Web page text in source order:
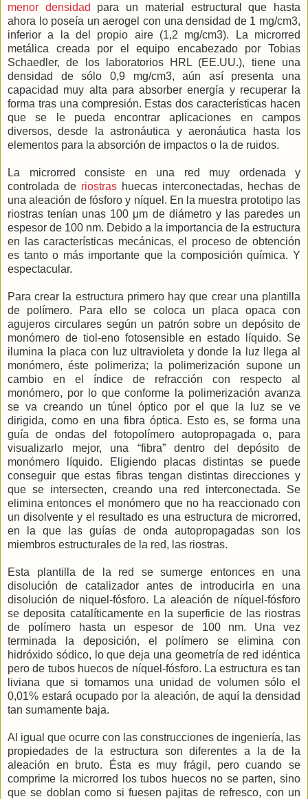
menor densidad
para un material estructural que hasta
ahora lo poseía un aerogel con una densidad de 1 mg/cm3,
inferior a la del propio aire (1,2 mg/cm3). La microrred
metálica creada por el equipo encabezado por Tobias
Schaedler, de los laboratorios HRL (EE.UU.), tiene una
densidad de sólo 0,9 mg/cm3, aún así presenta una
capacidad muy alta para absorber energía y recuperar la
forma tras una compresión. Estas dos características hacen
que se le pueda encontrar aplicaciones en campos
diversos, desde la astronáutica y aeronáutica hasta los
elementos para la absorción de impactos o la de ruidos.
La microrred consiste en una red muy ordenada y
controlada de riostras huecas interconectadas, hechas de
una aleación de fósforo y níquel. En la muestra prototipo las
riostras tenían unas 100 μm de diámetro y las paredes un
espesor de 100 nm. Debido a la importancia de la estructura
en las características mecánicas, el proceso de obtención
es tanto o más importante que la composición química. Y
espectacular.
Para crear la estructura primero hay que crear una plantilla
de polímero. Para ello se coloca un placa opaca con
agujeros circulares según un patrón sobre un depósito de
monómero de tiol-eno fotosensible en estado líquido. Se
ilumina la placa con luz ultravioleta y donde la luz llega al
monómero, éste polimeriza; la polimerización supone un
cambio en el índice de refracción con respecto al
monómero, por lo que conforme la polimerización avanza
se va creando un túnel óptico por el que la luz se ve
dirigida, como en una fibra óptica. Esto es, se forma una
guía de ondas del fotopolímero autopropagada o, para
visualizarlo mejor, una “fibra” dentro del depósito de
monómero líquido. Eligiendo placas distintas se puede
conseguir que estas fibras tengan distintas direcciones y
que se intersecten, creando una red interconectada. Se
elimina entonces el monómero que no ha reaccionado con
un disolvente y el resultado es una estructura de microrred,
en la que las guías de onda autopropagadas son los
miembros estructurales de la red, las riostras.
Esta plantilla de la red se sumerge entonces en una
disolución de catalizador antes de introducirla en una
disolución de niquel-fósforo. La aleación de níquel-fósforo
se deposita catalíticamente en la superficie de las riostras
de polímero hasta un espesor de 100 nm. Una vez
terminada la deposición, el polímero se elimina con
hidróxido sódico, lo que deja una geometría de red idéntica
pero de tubos huecos de níquel-fósforo. La estructura es tan
liviana que si tomamos una unidad de volumen sólo el
0,01% estará ocupado por la aleación, de aquí la densidad
tan sumamente baja.
Al igual que ocurre con las construcciones de ingeniería, las
propiedades de la estructura son diferentes a la de la
aleación en bruto. Ésta es muy frágil, pero cuando se
comprime la microrred los tubos huecos no se parten, sino
que se doblan como si fuesen pajitas de refresco, con un